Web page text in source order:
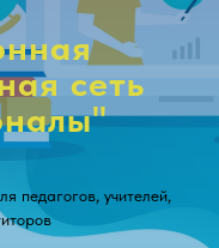
сеть
педагогов, учителей,